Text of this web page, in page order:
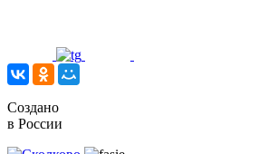
Создано
в России